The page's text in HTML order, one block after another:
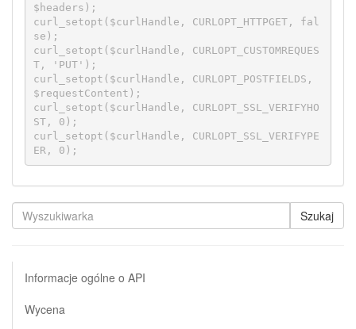
$headers);
curl_setopt($curlHandle, CURLOPT_HTTPGET, fal
se);
curl_setopt($curlHandle, CURLOPT_CUSTOMREQUES
T, 'PUT');
curl_setopt($curlHandle, CURLOPT_POSTFIELDS,
$requestContent);
curl_setopt($curlHandle, CURLOPT_SSL_VERIFYHO
ST, 0);
curl_setopt($curlHandle, CURLOPT_SSL_VERIFYPE
ER, 0);
Szukaj
Informacje ogólne o API
Wycena